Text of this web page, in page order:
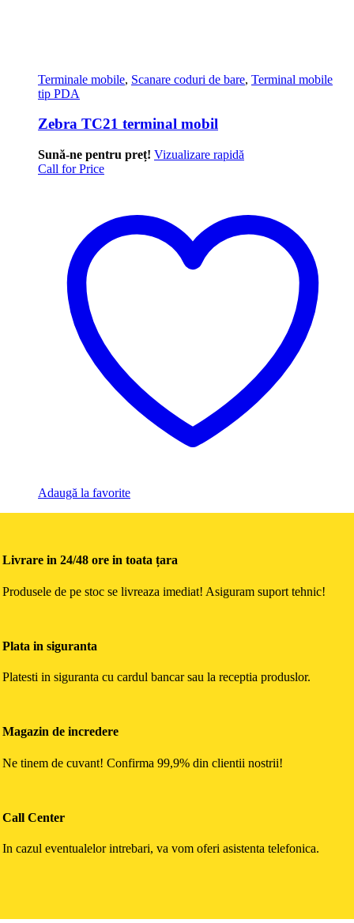
Terminale mobile, Scanare coduri de bare, Terminal mobile
tip PDA
Zebra TC21 terminal mobil
Sună-ne pentru preț! Vizualizare rapidă
Call for Price
Adaugă la favorite
Livrare in 24/48 ore in toata țara
Produsele de pe stoc se livreaza imediat! Asiguram suport tehnic!
Plata in siguranta
Platesti in siguranta cu cardul bancar sau la receptia produslor.
Magazin de incredere
Ne tinem de cuvant! Confirma 99,9% din clientii nostrii!
Call Center
In cazul eventualelor intrebari, va vom oferi asistenta telefonica.